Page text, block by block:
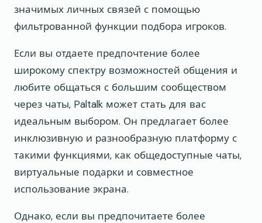
значимых личных связей с помощью
фильтрованной функции подбора игроков.
Если вы отдаете предпочтение более
широкому спектру возможностей общения и
любите общаться с большим сообществом
через чаты, Paltalk может стать для вас
идеальным выбором. Он предлагает более
инклюзивную и разнообразную платформу с
такими функциями, как общедоступные чаты,
виртуальные подарки и совместное
использование экрана.
Однако, если вы предпочитаете более